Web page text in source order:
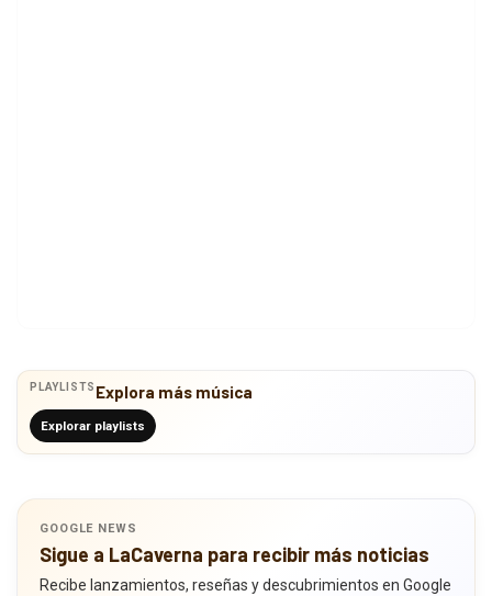
PLAYLISTS Explora más música
Explorar playlists
GOOGLE NEWS
Sigue a LaCaverna para recibir más noticias
Recibe lanzamientos, reseñas y descubrimientos en Google